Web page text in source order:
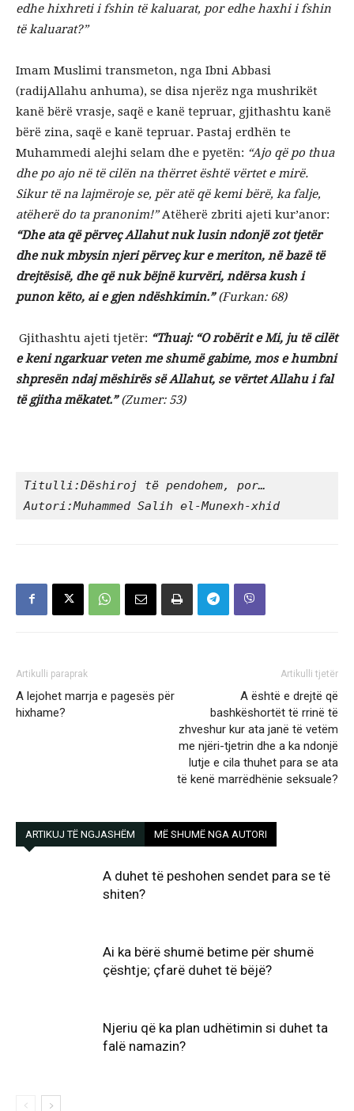
edhe hixhreti i fshin të kaluarat, por edhe haxhi i fshin
të kaluarat?”
Imam Muslimi transmeton, nga Ibni Abbasi
(radijAllahu anhuma), se disa njerëz nga mushrikët
kanë bërë vrasje, saqë e kanë tepruar, gjithashtu kanë
bërë zina, saqë e kanë tepruar. Pastaj erdhën te
Muhammedi alejhi se­lam dhe e pyetën: “Ajo që po thua
dhe po ajo në të cilën na thërret është vërtet e mirë.
Sikur të na lajmëroje se, për atë që kemi bërë, ka falje,
atëherë do ta pranonim!”Atëherë zbri­ti ajeti kur’anor:
“Dhe ata që përveç Allahut nuk lusin ndonjë zot tjetër
dhe nuk mbysin njeri përveç kur e meri­ton, në bazë të
drejtësisë, dhe që nuk bëjnë kurvëri, ndër­­sa kush i
punon këto, ai e gjen ndëshkimin.”(Furkan: 68)
Gjithashtu ajeti tjetër: “Thuaj: “O robërit e Mi, ju të cilët
e keni ngarkuar veten me shumë gabime, mos e humbni
shpresën ndaj mëshirës së Allahut, se vërtet Allahu i fal
të gjitha mëkatet.”(Zumer: 53)
Titulli:Dëshiroj të pendohem, por…
Autori:Muhammed Salih el-Munexh-xhid
Artikulli paraprak
A lejohet marrja e pagesës për
hixhame?
Artikulli tjetër
A është e drejtë që
bashkëshortët të rrinë të
zhveshur kur ata janë të vetëm
me njëri-tjetrin dhe a ka ndonjë
lutje e cila thuhet para se ata
të kenë marrëdhënie seksuale?
ARTIKUJ TË NGJASHËM MË SHUMË NGA AUTORI
A duhet të peshohen sendet para se të
shiten?
Ai ka bërë shumë betime për shumë
çështje; çfarë duhet të bëjë?
Njeriu që ka plan udhëtimin si duhet ta
falë namazin?